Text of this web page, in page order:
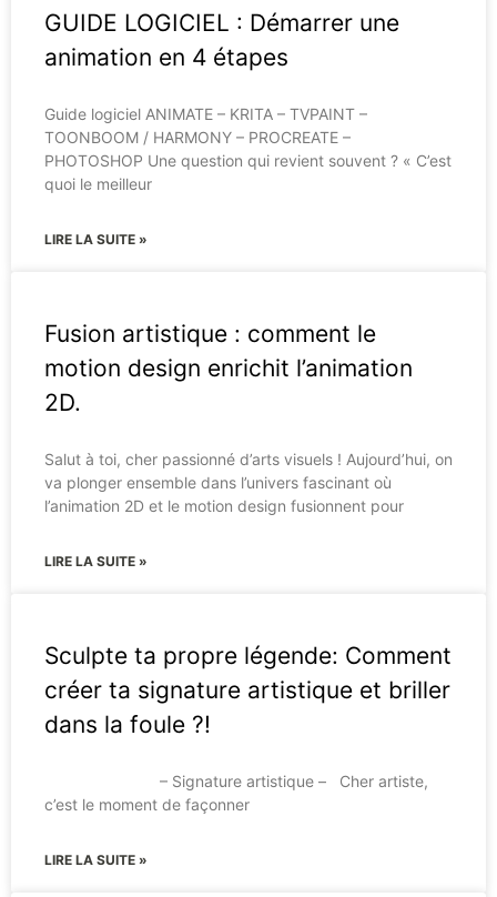
GUIDE LOGICIEL : Démarrer une
animation en 4 étapes
Guide logiciel ANIMATE – KRITA – TVPAINT –
TOONBOOM / HARMONY – PROCREATE –
PHOTOSHOP Une question qui revient souvent ? « C’est
quoi le meilleur
LIRE LA SUITE »
Fusion artistique : comment le
motion design enrichit l’animation
2D.
Salut à toi, cher passionné d’arts visuels ! Aujourd’hui, on
va plonger ensemble dans l’univers fascinant où
l’animation 2D et le motion design fusionnent pour
LIRE LA SUITE »
Sculpte ta propre légende: Comment
créer ta signature artistique et briller
dans la foule ?!
– Signature artistique – Cher artiste,
c’est le moment de façonner
LIRE LA SUITE »